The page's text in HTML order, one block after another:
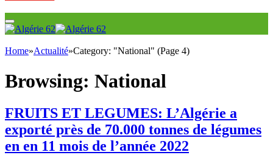
Home»Actualité»Category: "National" (Page 4)
Browsing: National
FRUITS ET LEGUMES: L’Algérie a
exporté près de 70.000 tonnes de légumes
en en 11 mois de l’année 2022